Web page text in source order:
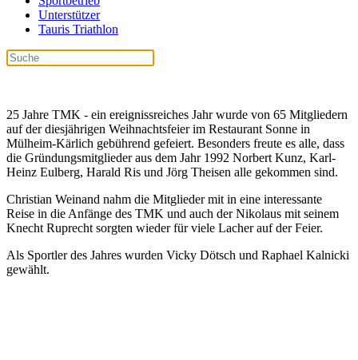
Unterstützer
Tauris Triathlon
25 Jahre TMK - ein ereignissreiches Jahr wurde von 65 Mitgliedern
auf der diesjährigen Weihnachtsfeier im Restaurant Sonne in
Mülheim-Kärlich gebührend gefeiert. Besonders freute es alle, dass
die Gründungsmitglieder aus dem Jahr 1992 Norbert Kunz, Karl-
Heinz Eulberg, Harald Ris und Jörg Theisen alle gekommen sind.
Christian Weinand nahm die Mitglieder mit in eine interessante
Reise in die Anfänge des TMK und auch der Nikolaus mit seinem
Knecht Ruprecht sorgten wieder für viele Lacher auf der Feier.
Als Sportler des Jahres wurden Vicky Dötsch und Raphael Kalnicki
gewählt.